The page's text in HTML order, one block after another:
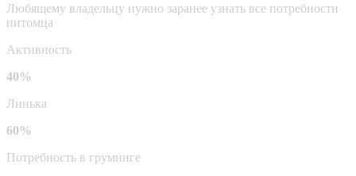
Любящему владельцу нужно заранее узнать все потребности
питомца
Активность
40%
Линька
60%
Потребность в груминге